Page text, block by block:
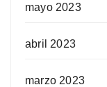
mayo 2023
abril 2023
marzo 2023